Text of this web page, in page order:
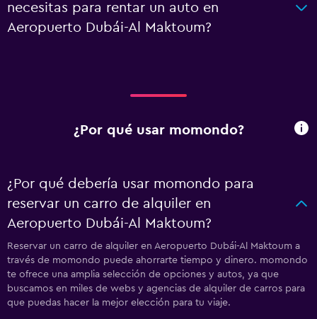
necesitas para rentar un auto en
Aeropuerto Dubái-Al Maktoum?
¿Por qué usar momondo?
¿Por qué debería usar momondo para
reservar un carro de alquiler en
Aeropuerto Dubái-Al Maktoum?
Reservar un carro de alquiler en Aeropuerto Dubái-Al Maktoum a
través de momondo puede ahorrarte tiempo y dinero. momondo
te ofrece una amplia selección de opciones y autos, ya que
buscamos en miles de webs y agencias de alquiler de carros para
que puedas hacer la mejor elección para tu viaje.